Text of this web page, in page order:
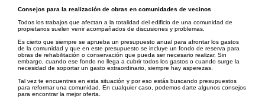
Consejos para la realización de obras en comunidades de vecinos
Todos los trabajos que afectan a la totalidad del edificio de una comunidad de
propietarios suelen venir acompañados de discusiones y problemas.
Es cierto que siempre se aprueba un presupuesto anual para afrontar los gastos
de la comunidad y que en este presupuesto se incluye un fondo de reserva para
obras de rehabilitación o conservación que pueda ser necesario realizar. Sin
embargo, cuando ese fondo no llega a cubrir todos los gastos o cuando surge la
necesidad de soportar un gasto extraordinario, siempre hay asperezas.
Tal vez te encuentres en esta situación y por eso estás buscando presupuestos
para reformar una comunidad. En cualquier caso, podemos darte algunos consejos
para encontrar la mejor oferta.